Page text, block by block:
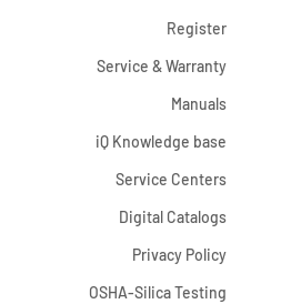
Register
Service & Warranty
Manuals
iQ Knowledge base
Service Centers
Digital Catalogs
Privacy Policy
OSHA-Silica Testing